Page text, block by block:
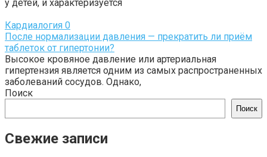
у детей, и характеризуется
Кардиалогия 0
После нормализации давления — прекратить ли приём
таблеток от гипертонии?
Высокое кровяное давление или артериальная
гипертензия является одним из самых распространенных
заболеваний сосудов. Однако,
Поиск
Поиск
Свежие записи